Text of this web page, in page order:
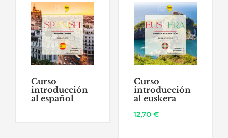
hasta
890,00 €
675,00 €
Curso
introducción
al español
Curso
introducción
al euskera
12,70 €